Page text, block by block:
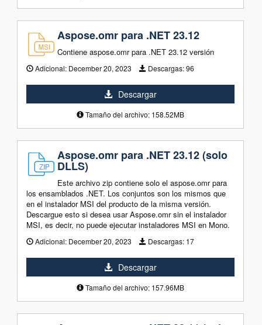
Aspose.omr para .NET 23.12
Contiene aspose.omr para .NET 23.12 versión
Adicional: December 20, 2023 Descargas:96
Descargar
Tamaño del archivo: 158.52MB
Aspose.omr para .NET 23.12 (solo
DLLS)
Este archivo zip contiene solo el aspose.omr para
los ensamblados .NET. Los conjuntos son los mismos que
en el instalador MSI del producto de la misma versión.
Descargue esto si desea usar Aspose.omr sin el instalador
MSI, es decir, no puede ejecutar instaladores MSI en Mono.
Adicional: December 20, 2023 Descargas: 17
Descargar
Tamaño del archivo: 157.96MB